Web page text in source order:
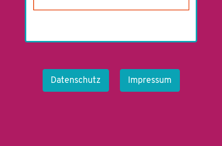
Datenschutz Impressum